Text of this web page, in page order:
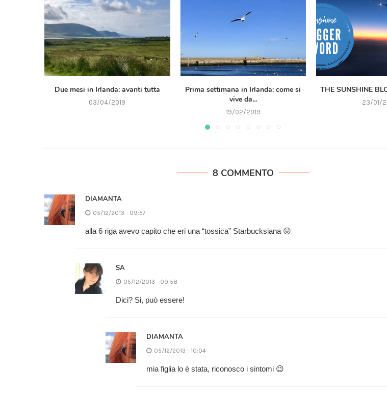
Due mesi in Irlanda: avanti tutta
03/04/2019
Prima settimana in Irlanda: come si
vive da...
19/02/2019
THE SUNSHINE
23/01/
8 COMMENTO
DIAMANTA
05/12/2013 - 09:57
alla 6 riga avevo capito che eri una “tossica” Starbucksiana 😛
SA
05/12/2013 - 09:58
Dici? Si, può essere!
DIAMANTA
05/12/2013 - 10:04
mia figlia lo è stata, riconosco i sintomi 😉